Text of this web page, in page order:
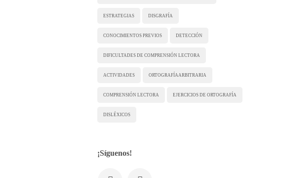
ESTRATEGIAS DISGRAFÍA
CONOCIMIENTOS PREVIOS DETECCIÓN
DIFICULTADES DE COMPRENSIÓN LECTORA
ACTIVIDADES ORTOGRAFÍA ARBITRARIA
COMPRENSIÓN LECTORA EJERCICIOS DE ORTOGRAFÍA
DISLÉXICOS
¡Síguenos!